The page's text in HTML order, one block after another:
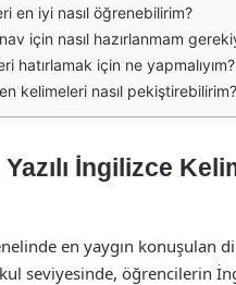
en iyi nasıl öğrenebilirim?
için nasıl hazırlanmam
hatırlamak için ne yapmalıyım?
kelimeleri nasıl pekiştirebilirim?
İngilizce
en yaygın
seviyesinde, öğrencilerin